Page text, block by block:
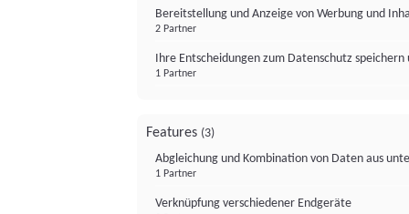
Bereitstellung und Anzeige von Werbung und
2 Partner
Ihre Entscheidungen zum Datenschutz
1 Partner
Features (3)
Abgleichung und Kombination von Daten aus
1 Partner
Verknüpfung verschiedener Endgeräte